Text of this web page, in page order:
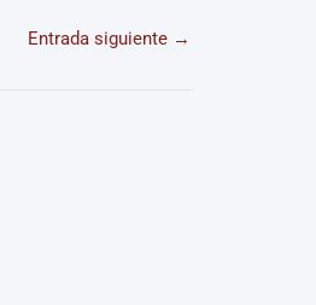
Entrada siguiente →